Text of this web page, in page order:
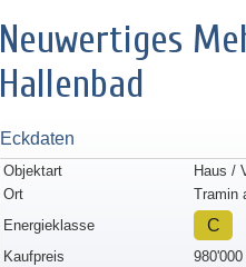
Neuwertiges
Hallenbad
Eckdaten
Objektart
Haus /
Ort
Tramin
Energieklasse
C
Kaufpreis
980'000